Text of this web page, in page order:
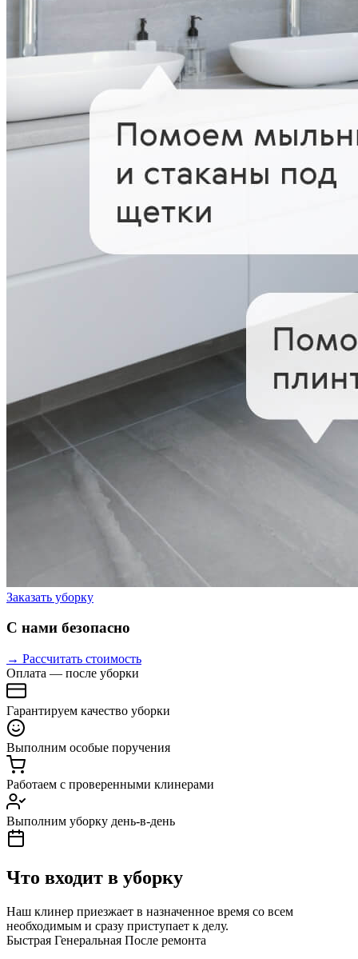
Заказать уборку
С нами безопасно
→ Рассчитать стоимость
Оплата — после уборки
Гарантируем качество уборки
Выполним особые поручения
Работаем с проверенными клинерами
Выполним уборку день-в-день
Что входит в уборку
Наш клинер приезжает в назначенное время со всем
необходимым и сразу приступает к делу.
Быстрая Генеральная После ремонта